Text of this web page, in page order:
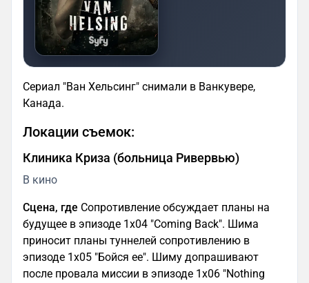
Сериал "Ван Хельсинг" снимали в Ванкувере,
Канада.
Локации съемок:
Клиника Криза (больница Ривервью)
В кино
Сцена, где Сопротивление обсуждает планы на
будущее в эпизоде 1x04 "Coming Back". Шима
приносит планы туннелей сопротивлению в
эпизоде 1х05 "Бойся ее". Шиму допрашивают
после провала миссии в эпизоде 1x06 "Nothing